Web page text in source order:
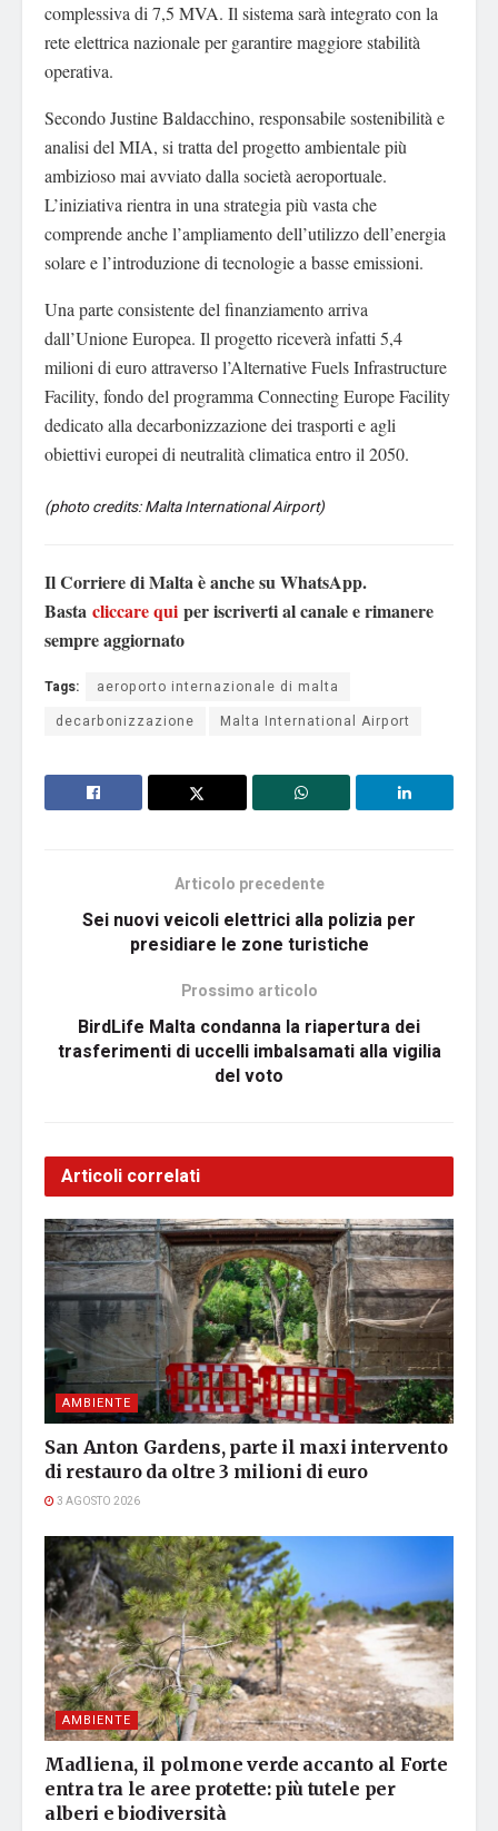
complessiva di 7,5 MVA. Il sistema sarà integrato con la
rete elettrica nazionale per garantire maggiore stabilità
operativa.
Secondo Justine Baldacchino, responsabile sostenibilità e
analisi del MIA, si tratta del progetto ambientale più
ambizioso mai avviato dalla società aeroportuale.
L’iniziativa rientra in una strategia più vasta che
comprende anche l’ampliamento dell’utilizzo dell’energia
solare e l’introduzione di tecnologie a basse emissioni.
Una parte consistente del finanziamento arriva
dall’Unione Europea. Il progetto riceverà infatti 5,4
milioni di euro attraverso l’Alternative Fuels Infrastructure
Facility, fondo del programma Connecting Europe Facility
dedicato alla decarbonizzazione dei trasporti e agli
obiettivi europei di neutralità climatica entro il 2050.
(photo credits: Malta International Airport)
Il Corriere di Malta è anche su WhatsApp.
Basta cliccare qui per iscriverti al canale e rimanere
sempre aggiornato
Tags:
aeroporto internazionale di malta
decarbonizzazione
Malta International Airport
Articolo precedente
Sei nuovi veicoli elettrici alla polizia per
presidiare le zone turistiche
Prossimo articolo
BirdLife Malta condanna la riapertura dei
trasferimenti di uccelli imbalsamati alla vigilia
del voto
Articoli correlati
AMBIENTE
San Anton Gardens, parte il maxi intervento
di restauro da oltre 3 milioni di euro
3 AGOSTO 2026
AMBIENTE
Madliena, il polmone verde accanto al Forte
entra tra le aree protette: più tutele per
alberi e biodiversità